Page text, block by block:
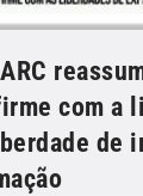
com a
de